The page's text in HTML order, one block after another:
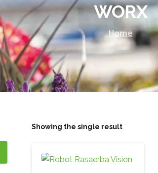
WORX
Home
Showing the single result